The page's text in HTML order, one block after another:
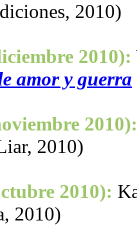
2010)
2010):
amor y guerra
2010):
2010)
2010):
2010)